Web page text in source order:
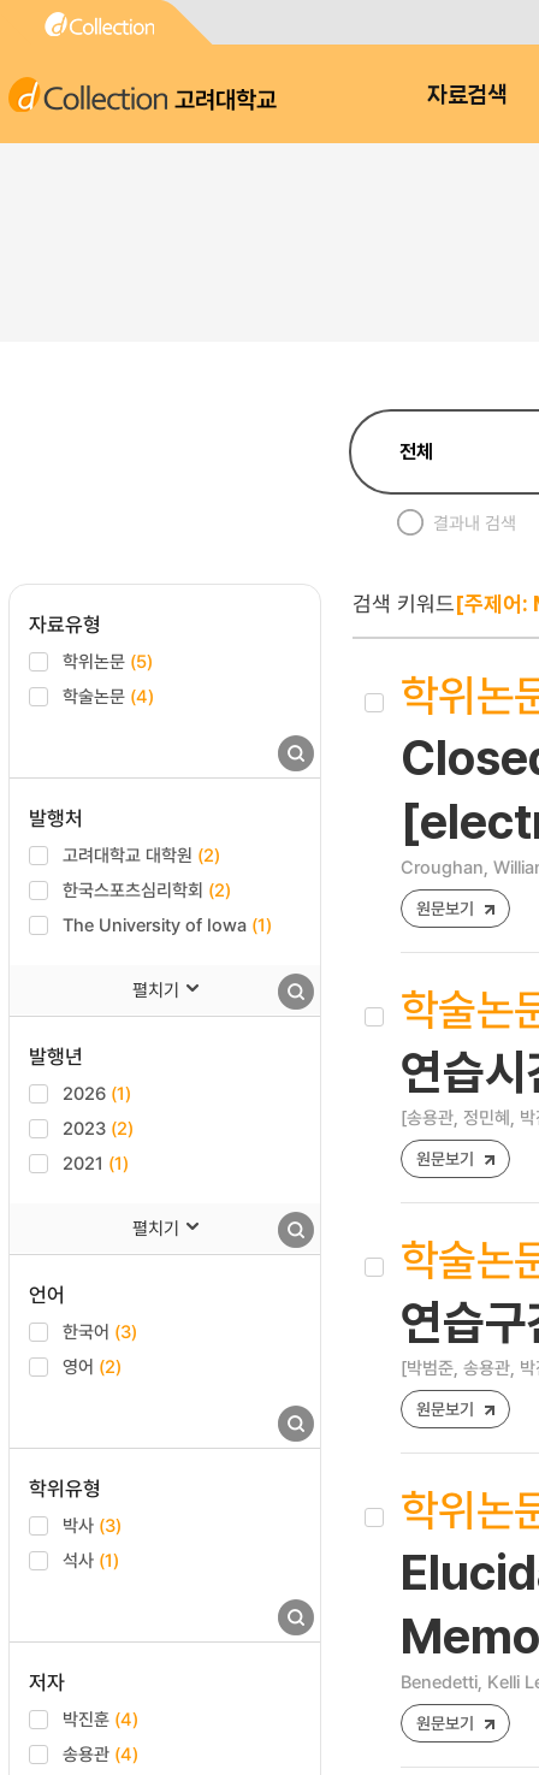
고려대학교 자료검색
결과내 검색
자료유형
학위논문 (5)
학술논문 (4)
발행처
고려대학교 대학원 (2)
한국스포츠심리학회 (2)
The University of Iowa (1)
펼치기
발행년
2026 (1)
2023 (2)
2021 (1)
펼치기
언어
한국어 (3)
영어 (2)
학위유형
박사 (3)
석사 (1)
저자
박진훈 (4)
송용관 (4)
검색 키워드[주제어
학위논
Croughan,
원문보기
학술논
연습
[송용관, 정민혜,
원문보기
학술논
연습
[박범준, 송용관,
원문보기
학위논
Benedetti, Kelli
원문보기